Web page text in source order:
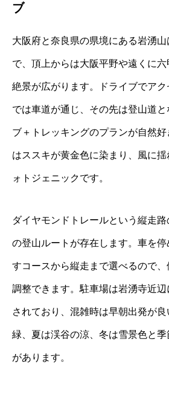
ブ
大阪府と奈良県の県境にある岩湧
で、頂上からは大阪平野や遠くに
絶景が広がります。ドライブでアク
では車道が通じ、その先は登山道
ブ＋トレッキングのプランが自然
はススキが黄金色に染まり、風に
ォトジェニックです。
ダイヤモンドトレールという縦走
の登山ルートが存在します。車を
すコースから縦走まで選べるので
調整できます。駐車場は岩湧寺近
されており、混雑時は早朝出発が
緑、夏は渓谷の涼、冬は雪景色と
があります。